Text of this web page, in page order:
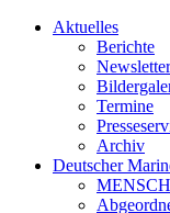
Aktuelles
Berichte
Newsletter
Termine
Archiv
Deutscher